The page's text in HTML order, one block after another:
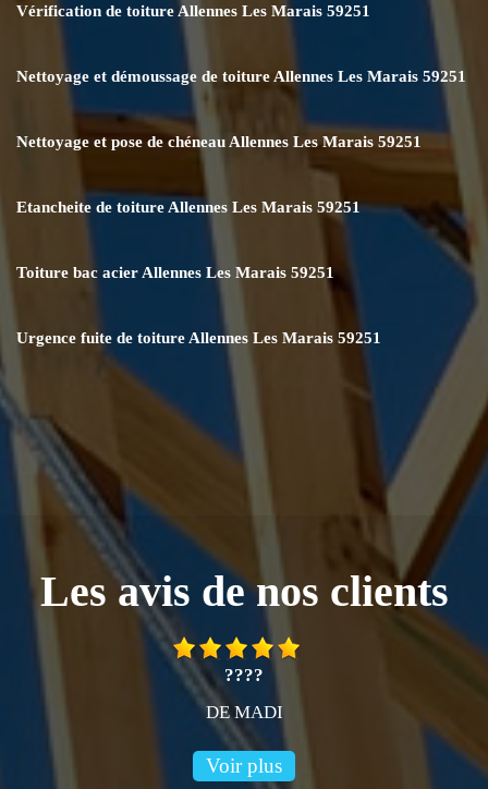
Vérification de toiture Allennes Les Marais 59251
Nettoyage et démoussage de toiture Allennes Les Marais 59251
Nettoyage et pose de chéneau Allennes Les Marais 59251
Etancheite de toiture Allennes Les Marais 59251
Toiture bac acier Allennes Les Marais 59251
Urgence fuite de toiture Allennes Les Marais 59251
Les avis de nos clients
????
DE MADI
Voir plus